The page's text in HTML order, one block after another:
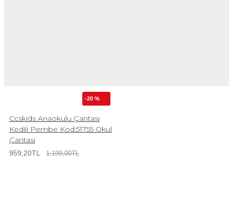
-20 %
Ccskids Anaokulu Çantası
Kedili Pembe Kod:51755 Okul
Çantası
959,20TL 1.199,00TL